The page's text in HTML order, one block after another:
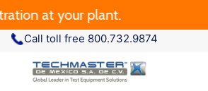
at your plant.
Call toll free 800.732.9874